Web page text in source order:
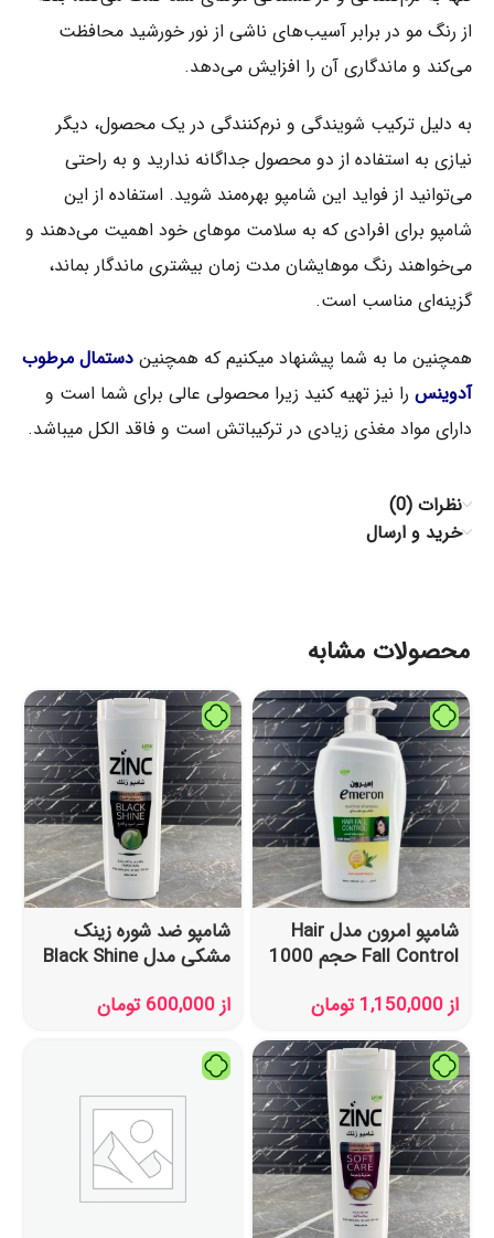
از رنگ مو در برابر آسیب‌های ناشی از نور خورشید محافظت
می‌کند و ماندگاری آن را افزایش می‌دهد.
به دلیل ترکیب شویندگی و نرم‌کنندگی در یک محصول، دیگر
نیازی به استفاده از دو محصول جداگانه ندارید و به راحتی
می‌توانید از فواید این شامپو بهره‌مند شوید. استفاده از این
شامپو برای افرادی که به سلامت موهای خود اهمیت می‌دهند و
می‌خواهند رنگ موهایشان مدت زمان بیشتری ماندگار بماند،
گزینه‌ای مناسب است.
همچنین ما به شما پیشنهاد میکنیم که همچنین دستمال مرطوب
آدوینس را نیز تهیه کنید زیرا محصولی عالی برای شما است و
دارای مواد مغذی زیادی در ترکیباتش است و فاقد الکل میباشد.
نظرات (0)
خرید و ارسال
محصولات مشابه
شامپو امرون مدل Hair
Fall Control حجم 1000
از1,150,000 تومان
شامپو ضد شوره زینک
مشکی مدل Black Shine
از600,000 تومان